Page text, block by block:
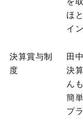
ほ
イ
決算賞与制
度
田
決
ん
簡
プ